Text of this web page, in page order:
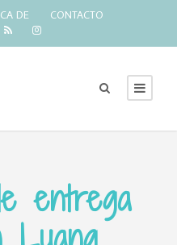
DE CONTACTO
entrega